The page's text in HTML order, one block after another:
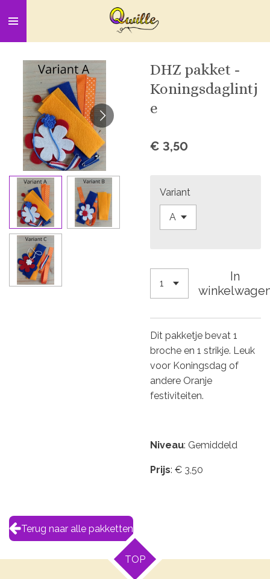
direct
naar
hoofdinhoud
DHZ pakket -
Koningsdaglintj
e
€ 3,50
Variant
In
Dit pakketje bevat 1
broche en 1 strikje. Leuk
voor Koningsdag of
andere Oranje
festiviteiten.
Niveau: Gemiddeld
Prijs: € 3,50
Terug naar alle pakketten
TOP